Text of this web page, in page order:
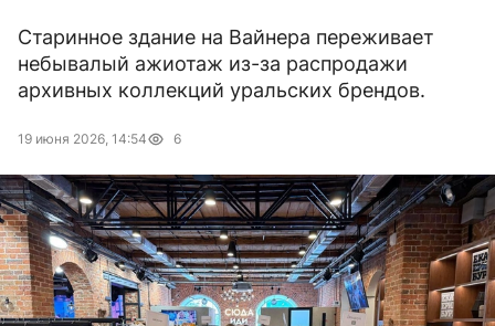
Старинное здание на Вайнера переживает
небывалый ажиотаж из-за распродажи
архивных коллекций уральских брендов.
19 июня 2026, 14:54 6